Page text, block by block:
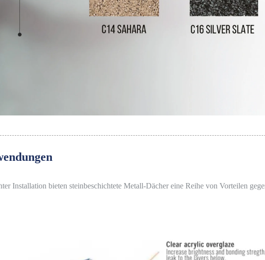
Installation bieten steinbeschichtete Metall-Dächer eine Reihe von Vorteilen